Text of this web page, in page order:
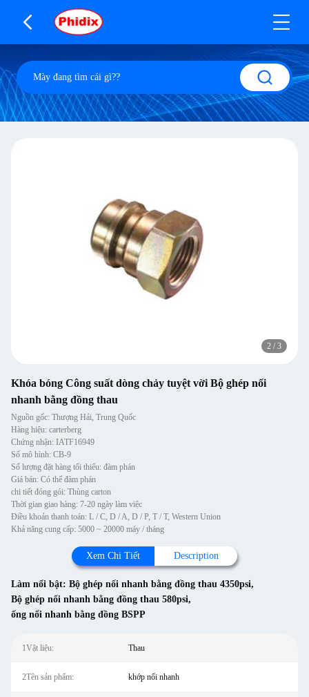
2 / 3
Khóa bóng Công suất dòng chảy tuyệt vời Bộ ghép nối
nhanh bằng đồng thau
Nguồn gốc: Thượng Hải, Trung Quốc
Hàng hiệu: carterberg
Chứng nhận: IATF16949
Số mô hình: CB-9
Số lượng đặt hàng tối thiểu: đàm phán
Giá bán: Có thể đàm phán
chi tiết đóng gói: Thùng carton
Thời gian giao hàng: 7-20 ngày làm việc
Điều khoản thanh toán: L / C, D / A, D / P, T / T, Western Union
Khả năng cung cấp: 5000 ~ 20000 máy / tháng
Xem Chi Tiết Description
Làm nổi bật: Bộ ghép nối nhanh bằng đồng thau 4350psi,
Bộ ghép nối nhanh bằng đồng thau 580psi,
ống nối nhanh bằng đồng BSPP
1Vật liệu: Thau
2Tên sản phẩm: khớp nối nhanh